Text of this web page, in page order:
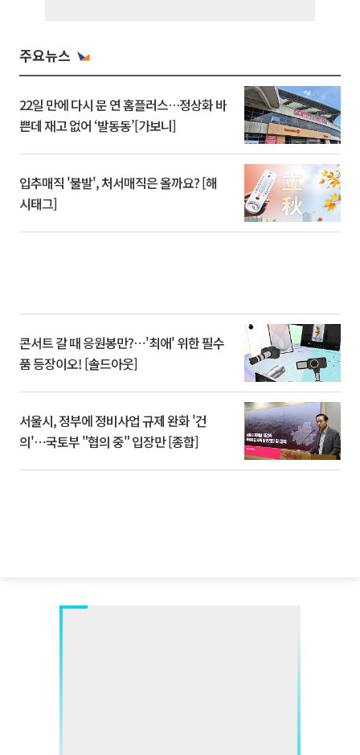
주요뉴스
22일 만에 다시 문 연 홈플러스…정상화 바
쁜데 재고 없어 ‘발동동’[가보니]
입추매직 '불발', 처서매직은 올까요? [해
시태그]
콘서트 갈 때 응원봉만?⋯'최애' 위한 필수
품 등장이오! [솔드아웃]
서울시, 정부에 정비사업 규제 완화 '건
의'⋯국토부 "협의 중" 입장만 [종합]